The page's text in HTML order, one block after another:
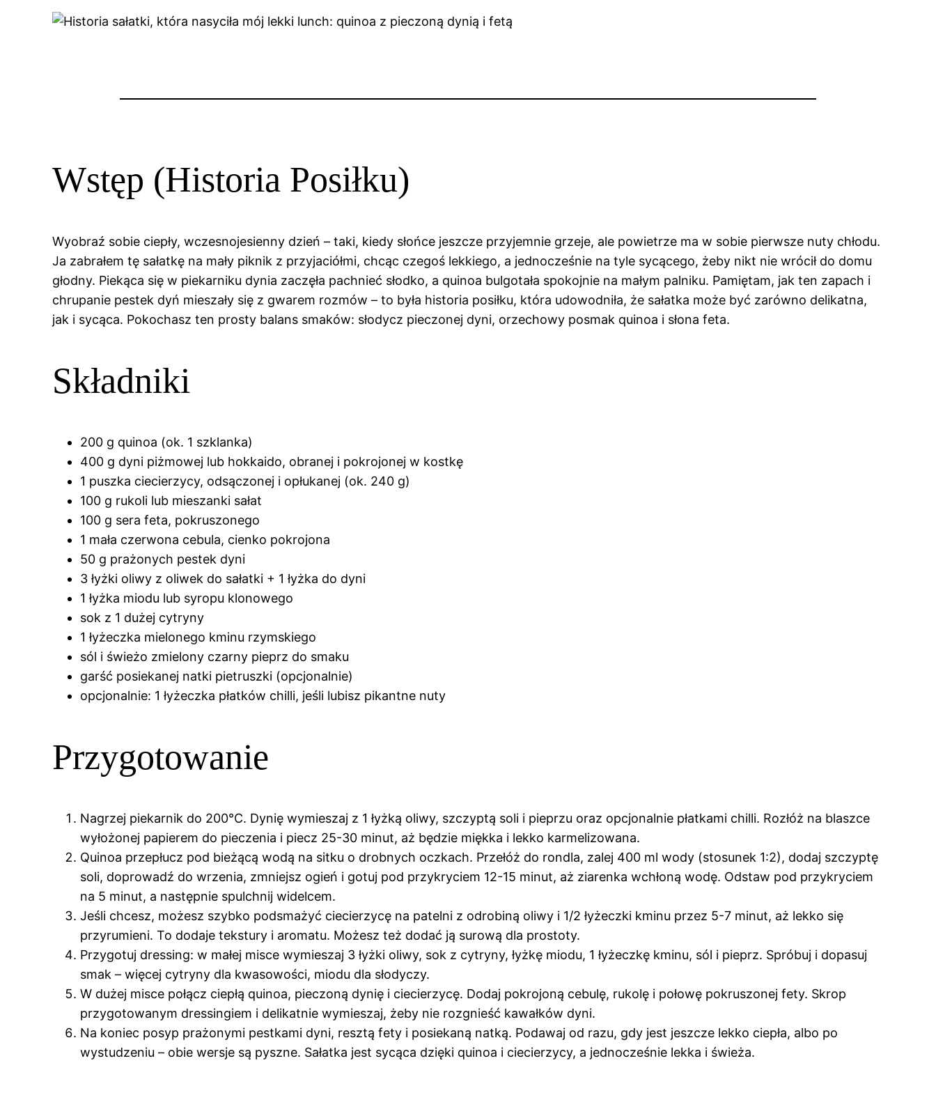
Wstęp (Historia Posiłku)
Wyobraź sobie ciepły, wczesnojesienny dzień – taki, kiedy słońce jeszcze przyjemnie grzeje, ale powietrze ma w sobie pierwsze nuty chłodu.
Ja zabrałem tę sałatkę na mały piknik z przyjaciółmi, chcąc czegoś lekkiego, a jednocześnie na tyle sycącego, żeby nikt nie wrócił do domu
głodny. Piekąca się w piekarniku dynia zaczęła pachnieć słodko, a quinoa bulgotała spokojnie na małym palniku. Pamiętam, jak ten zapach i
chrupanie pestek dyń mieszały się z gwarem rozmów – to była historia posiłku, która udowodniła, że sałatka może być zarówno delikatna,
jak i sycąca. Pokochasz ten prosty balans smaków: słodycz pieczonej dyni, orzechowy posmak quinoa i słona feta.
Składniki
200 g quinoa (ok. 1 szklanka)
400 g dyni piżmowej lub hokkaido, obranej i pokrojonej w kostkę
1 puszka ciecierzycy, odsączonej i opłukanej (ok. 240 g)
100 g rukoli lub mieszanki sałat
100 g sera feta, pokruszonego
1 mała czerwona cebula, cienko pokrojona
50 g prażonych pestek dyni
3 łyżki oliwy z oliwek do sałatki + 1 łyżka do dyni
1 łyżka miodu lub syropu klonowego
sok z 1 dużej cytryny
1 łyżeczka mielonego kminu rzymskiego
sól i świeżo zmielony czarny pieprz do smaku
garść posiekanej natki pietruszki (opcjonalnie)
opcjonalnie: 1 łyżeczka płatków chilli, jeśli lubisz pikantne nuty
Przygotowanie
Nagrzej piekarnik do 200°C. Dynię wymieszaj z 1 łyżką oliwy, szczyptą soli i pieprzu oraz opcjonalnie płatkami chilli. Rozłóż na blaszce
wyłożonej papierem do pieczenia i piecz 25-30 minut, aż będzie miękka i lekko karmelizowana.
Quinoa przepłucz pod bieżącą wodą na sitku o drobnych oczkach. Przełóż do rondla, zalej 400 ml wody (stosunek 1:2), dodaj szczyptę
soli, doprowadź do wrzenia, zmniejsz ogień i gotuj pod przykryciem 12-15 minut, aż ziarenka wchłoną wodę. Odstaw pod przykryciem
na 5 minut, a następnie spulchnij widelcem.
Jeśli chcesz, możesz szybko podsmażyć ciecierzycę na patelni z odrobiną oliwy i 1/2 łyżeczki kminu przez 5-7 minut, aż lekko się
przyrumieni. To dodaje tekstury i aromatu. Możesz też dodać ją surową dla prostoty.
Przygotuj dressing: w małej misce wymieszaj 3 łyżki oliwy, sok z cytryny, łyżkę miodu, 1 łyżeczkę kminu, sól i pieprz. Spróbuj i dopasuj
smak – więcej cytryny dla kwasowości, miodu dla słodyczy.
W dużej misce połącz ciepłą quinoa, pieczoną dynię i ciecierzycę. Dodaj pokrojoną cebulę, rukolę i połowę pokruszonej fety. Skrop
przygotowanym dressingiem i delikatnie wymieszaj, żeby nie rozgnieść kawałków dyni.
Na koniec posyp prażonymi pestkami dyni, resztą fety i posiekaną natką. Podawaj od razu, gdy jest jeszcze lekko ciepła, albo po
wystudzeniu – obie wersje są pyszne. Sałatka jest sycąca dzięki quinoa i ciecierzycy, a jednocześnie lekka i świeża.